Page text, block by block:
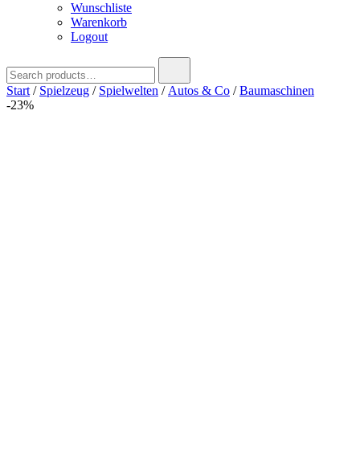
Wunschliste
Warenkorb
Logout
for:
Start / Spielzeug / Spielwelten / Autos & Co /Baumaschinen
-23%